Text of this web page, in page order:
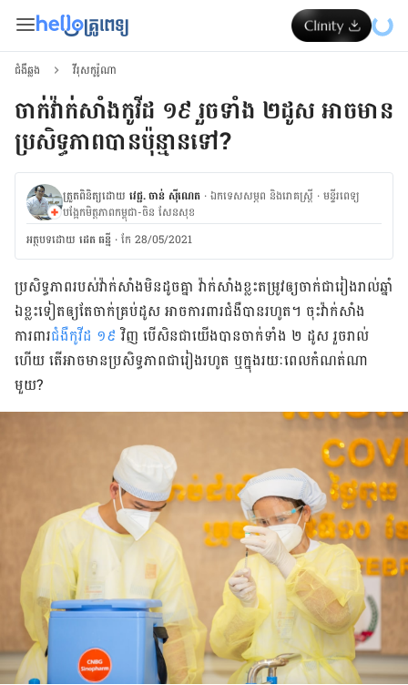
ជំងឺឆ្លង វីរុសកូរ៉ូណា
ចាក់វ៉ាក់សាំងកូវីដ ១៩ រួចទាំង ២ដូស អាចមាន
ប្រសិទ្ធភាពបានប៉ុន្មានទៅ?
ត្រួតពិនិត្យដោយ វេជ្ជ. ចាន់ ស៊ីណេត ·ឯកទេសសម្ភព និងរោគស្ត្រី ·ម​ន្ទីរពេទ្យ
បង្អែកមិត្តភាពកម្ពុជា-ចិន សែនសុខ
អត្ថបទ​ដោយ ដេត ធន្នី ·កែ 28/05/2021
ប្រសិទ្ធភាព​របស់​វ៉ាក់សាំង​មិន​ដូច​គ្នា វ៉ាក់សាំង​ខ្លះ​តម្រូវ​ឲ្យ​ចាក់​ជា​រៀង​រាល់​ឆ្នាំ
ឯ​ខ្លះ​ទៀត​ឲ្យ​តែ​ចាក់​គ្រប់​ដូស អាច​ការពារ​ជំងឺ​បាន​រហូត។ ចុះ​វ៉ាក់សាំង​
ការពារ​ជំងឺកូវីដ ១៩ វិញ បើ​សិន​ជា​យើង​បាន​ចាក់​ទាំង ២ ដូស ​រួចរាល់​
ហើយ តើ​អាច​មាន​ប្រសិទ្ធភាព​ជា​រៀង​រហូត ឬ​ក្នុង​រយៈ​ពេល​កំណត់​ណា​
មួយ?